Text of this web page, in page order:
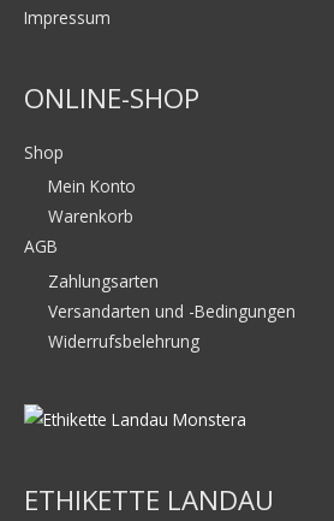
Impressum
ONLINE-SHOP
Shop
Mein Konto
Warenkorb
AGB
Zahlungsarten
Versandarten und -Bedingungen
Widerrufsbelehrung
ETHIKETTE LANDAU